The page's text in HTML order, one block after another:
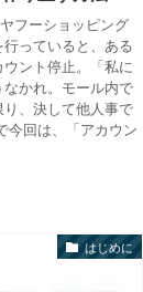
フーショッピング
っていると、ある
ント停止。「私に
かれ。モール内で
、決して他人事で
今回は、「アカウン
はじめに